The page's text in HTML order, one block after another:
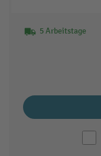
5 Arbeitstage